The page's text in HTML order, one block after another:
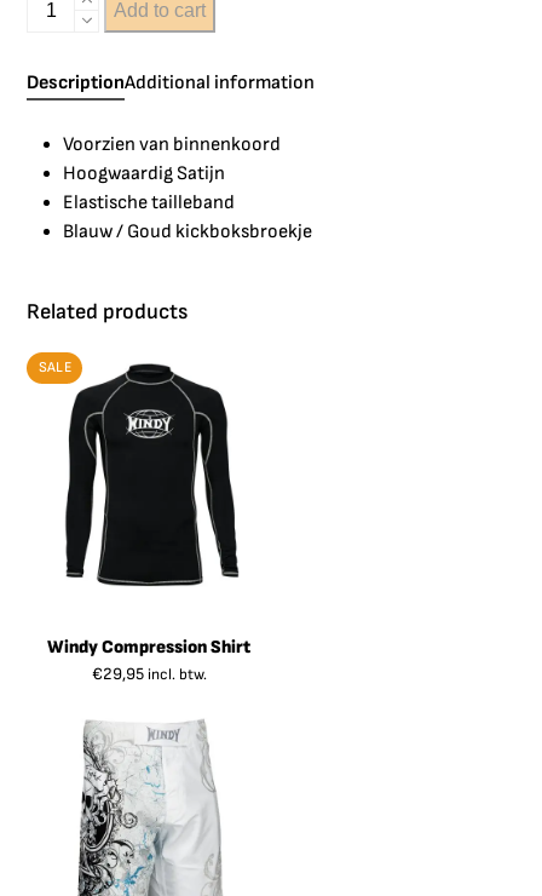
Add to cart
DescriptionAdditional information
Voorzien van binnenkoord
Hoogwaardig Satijn
Elastische tailleband
Blauw / Goud kickboksbroekje
Related products
SALE
Windy Compression Shirt
€29,95 incl. btw.